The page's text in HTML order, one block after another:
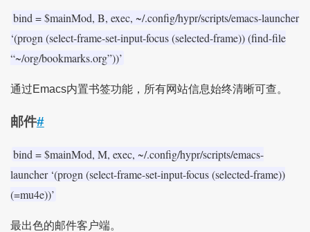
bind = $mainMod, B, exec, ~/.config/hypr/scripts/emacs-launcher
‘(progn (select-frame-set-input-focus (selected-frame)) (find-file
“~/org/bookmarks.org”))’
通过Emacs内置书签功能，所有网站信息始终清晰可查。
邮件#
bind = $mainMod, M, exec, ~/.config/hypr/scripts/emacs-
launcher ‘(progn (select-frame-set-input-focus (selected-frame))
(=mu4e))’
最出色的邮件客户端。